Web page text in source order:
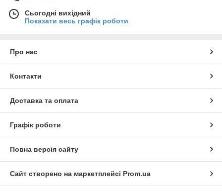
Сьогодні вихідний
Показати весь графік роботи
Про нас
Контакти
Доставка та оплата
Графік роботи
Повна версія сайту
Сайт створено на маркетплейсі Prom.ua